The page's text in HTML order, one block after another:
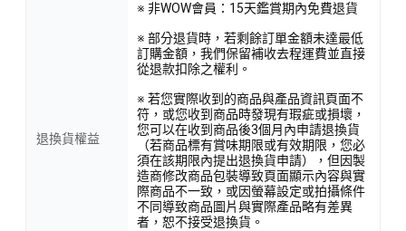
退換貨權益
※ 非WOW會員：15天鑑賞期內免費退貨
※ 部分退貨時，若剩餘訂單金額未達最低
訂購金額，我們保留補收去程運費並直接
從退款扣除之權利。
※ 若您實際收到的商品與產品資訊頁面不
符，或您收到商品時發現有瑕疵或損壞，
您可以在收到商品後3個月內申請退換貨
（若商品標有賞味期限或有效期限，您必
須在該期限內提出退換貨申請），但因製
造商修改商品包裝導致頁面顯示內容與實
際商品不一致，或因螢幕設定或拍攝條件
不同導致商品圖片與實際產品略有差異
者，恕不接受退換貨。